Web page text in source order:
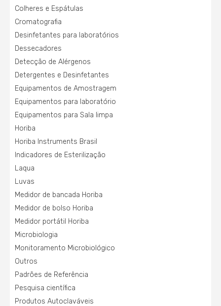
Colheres e Espátulas
Cromatografia
Desinfetantes para laboratórios
Dessecadores
Detecção de Alérgenos
Detergentes e Desinfetantes
Equipamentos de Amostragem
Equipamentos para laboratório
Equipamentos para Sala limpa
Horiba
Horiba Instruments Brasil
Indicadores de Esterilização
Laqua
Luvas
Medidor de bancada Horiba
Medidor de bolso Horiba
Medidor portátil Horiba
Microbiologia
Monitoramento Microbiológico
Outros
Padrões de Referência
Pesquisa científica
Produtos Autoclaváveis